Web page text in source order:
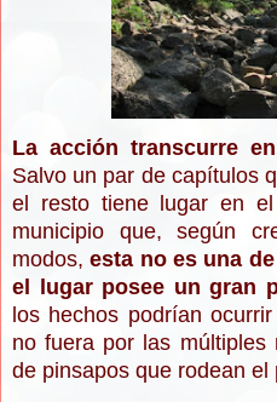
La acción transcurre
Salvo un par de capítulos
el resto tiene lugar en
municipio que, según
modos,esta no es una
el lugar posee un gran
los hechos podrían
no fuera por las múltiples
de pinsapos que rodean el